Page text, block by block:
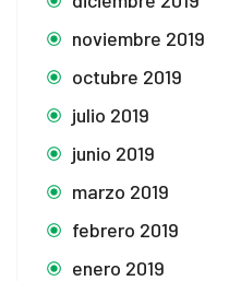
noviembre 2019
octubre 2019
julio 2019
junio 2019
marzo 2019
febrero 2019
enero 2019